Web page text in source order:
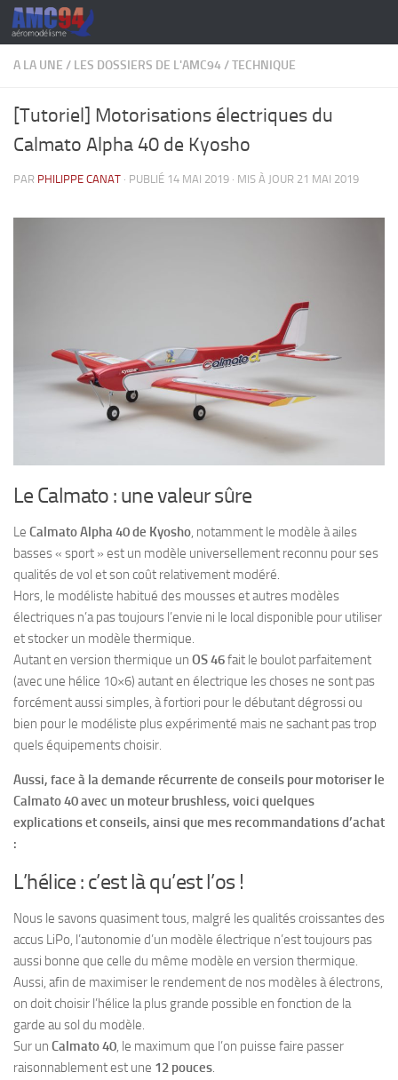
Skip to content
A LA UNE / LES DOSSIERS DE L'AMC94/TECHNIQUE
[Tutoriel] Motorisations électriques du
Calmato Alpha 40 de Kyosho
PAR PHILIPPE CANAT · PUBLIÉ 14 MAI 2019 · MIS À JOUR 21 MAI 2019
Le Calmato : une valeur sûre
Le Calmato Alpha 40 de Kyosho, notamment le modèle à ailes
basses « sport » est un modèle universellement reconnu pour ses
qualités de vol et son coût relativement modéré.
Hors, le modéliste habitué des mousses et autres modèles
électriques n’a pas toujours l’envie ni le local disponible pour utiliser
et stocker un modèle thermique.
Autant en version thermique un OS 46fait le boulot parfaitement
(avec une hélice 10×6) autant en électrique les choses ne sont pas
forcément aussi simples, à fortiori pour le débutant dégrossi ou
bien pour le modéliste plus expérimenté mais ne sachant pas trop
quels équipements choisir.
Aussi, face à la demande récurrente de conseils pour motoriser le
Calmato 40 avec un moteur brushless, voici quelques
explications et conseils, ainsi que mes recommandations d’achat
:
L’hélice : c’est là qu’est l’os !
Nous le savons quasiment tous, malgré les qualités croissantes des
accus LiPo, l’autonomie d’un modèle électrique n’est toujours pas
aussi bonne que celle du même modèle en version thermique.
Aussi, afin de maximiser le rendement de nos modèles à électrons,
on doit choisir l’hélice la plus grande possible en fonction de la
garde au sol du modèle.
Sur un Calmato 40, le maximum que l’on puisse faire passer
raisonnablement est une 12 pouces.